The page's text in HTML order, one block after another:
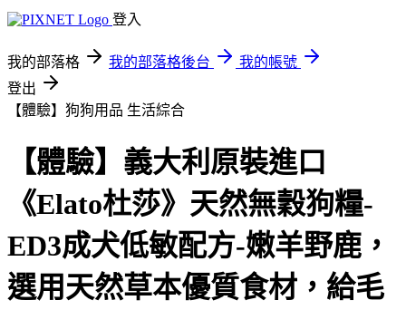
登入
我的部落格 我的部落格後台
我的帳號
登出
【體驗】狗狗用品 生活綜合
【體驗】義大利原裝進口
《Elato杜莎》天然無穀狗糧-
ED3成犬低敏配方-嫩羊野鹿，
選用天然草本優質食材，給毛